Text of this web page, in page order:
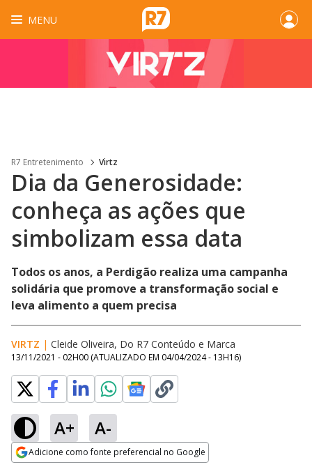
MENU
R7 Entretenimento Virtz
Dia da Generosidade:
conheça as ações que
simbolizam essa data
Todos os anos, a Perdigão realiza uma campanha
solidária que promove a transformação social e
leva alimento a quem precisa
VIRTZ | Cleide Oliveira, Do R7 Conteúdo e Marca
13/11/2021 - 02H00 (ATUALIZADO EM 04/04/2024 - 13H16)
A+ A-
Adicione como fonte preferencial no Google